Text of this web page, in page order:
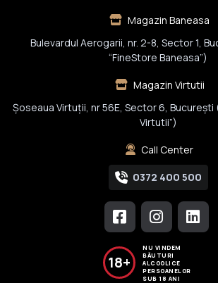
Magazin Baneasa
Bulevardul Aerogarii, nr. 2-8, Sector 1,
“FineStore Baneasa”)
Magazin Virtutii
Șoseaua Virtuții, nr 56E, Sector 6, București
Virtutii”)
Call Center
0372 400 500
18+
NU VINDEM
BĂUTURI
ALCOOLICE
PERSOANELOR
SUB 18 ANI